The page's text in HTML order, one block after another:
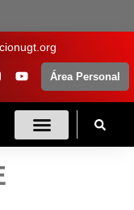
Área Personal